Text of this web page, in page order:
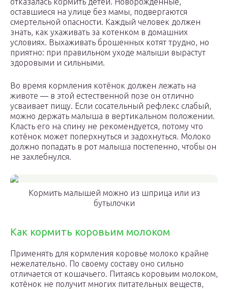
оставшиеся на улице без мамы, подвергаются
смертельной опасности. Каждый человек должен
знать, как ухаживать за котенком в домашних
условиях. Выхаживать брошенных котят трудно, но
приятно: при правильном уходе малыши вырастут
здоровыми и сильными.
Во время кормления котёнок должен лежать на
животе — в этой естественной позе он отлично
усваивает пищу. Если сосательный рефлекс слабый,
можно держать малыша в вертикальном положении.
Класть его на спину не рекомендуется, потому что
котёнок может поперхнуться и задохнуться. Молоко
должно попадать в рот малыша постепенно, чтобы он
не захлебнулся.
Кормить малышей можно из шприца или из
бутылочки
Как кормить коровьим молоком
Применять для кормления коровье молоко крайне
нежелательно. По своему составу оно сильно
отличается от кошачьего. Питаясь коровьим молоком,
котёнок не получит многих питательных веществ,